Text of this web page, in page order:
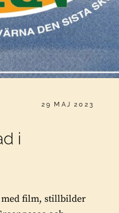
PUBLICERAT
29 MAJ 2023
i
med film, stillbilder